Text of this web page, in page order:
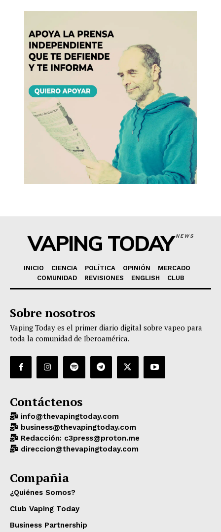
VAPING TODAYNEWS
INICIO CIENCIA POLÍTICA OPINIÓN
MERCADO
COMUNIDAD
REVISIONES ENGLISH CLUB
Sobre nosotros
Vaping Today es el primer diario digital sobre vapeo para
toda la comunidad de Iberoamérica.
Contáctenos
info@thevapingtoday.com
business@thevapingtoday.com
Redacción: c3press@proton.me
direccion@thevapingtoday.com
Compañia
¿Quiénes Somos?
Club Vaping Today
Business Partnership